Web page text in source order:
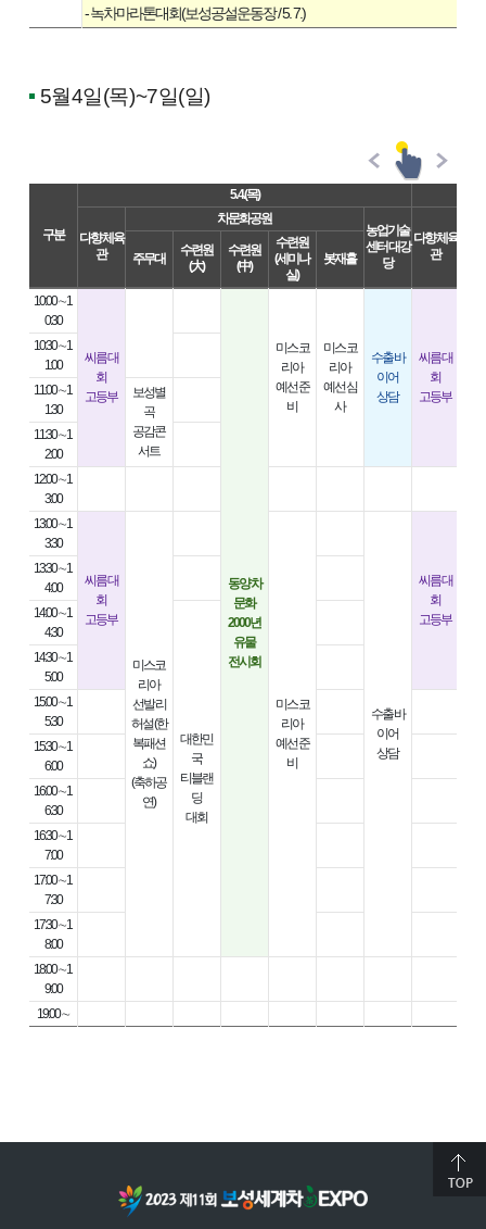
- 녹차마라톤대회(보성공설운동장 / 5. 7.)
5월4일(목)~7일(일)
구분
5. 4.(목)
다향 체육
관
차문화공원
농업기술
센터 대강
당
다향 체육
관
주무대
수련원
(大)
수련원
(中)
수련원
(세미나
실)
봇재홀
10:00 ∼1
0:30
씨름 대
회
고등부
동양 차
문화
2000년
유물
전시회
미스 코
리아
예선 준
비
미스 코
리아
예선 심
사
수출 바
이어
상담
씨름 대
회
고등부
10:30 ∼1
1:00
11:00 ∼1
1:30
보성별
곡
공감콘
서트
11:30 ∼1
2:00
12:00 ∼1
3:00
13:00 ∼1
3:30
씨름 대
회
고등부
미스코
리아
선발 리
허설 (한
복패션
쇼)
(축하공
연)
미스 코
리아
예선 준
비
수출 바
이어
상담
씨름 대
회
고등부
13:30 ∼1
4:00
14:00 ∼1
4:30
대한민
국
티블랜
딩
대회
14:30 ∼1
5:00
15:00 ∼1
5:30
15:30 ∼1
6:00
16:00 ∼1
6:30
16:30 ∼1
7:00
17:00 ∼1
7:30
17:30 ∼1
8:00
18:00 ∼1
9:00
19:00 ∼